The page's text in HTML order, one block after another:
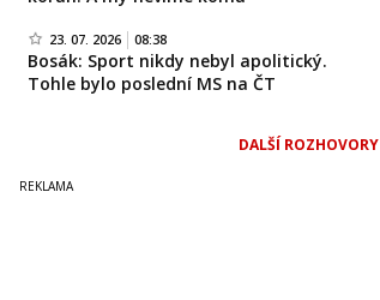
23. 07. 2026 08:38
Bosák: Sport nikdy nebyl apolitický.
Tohle bylo poslední MS na ČT
DALŠÍ ROZHOVORY